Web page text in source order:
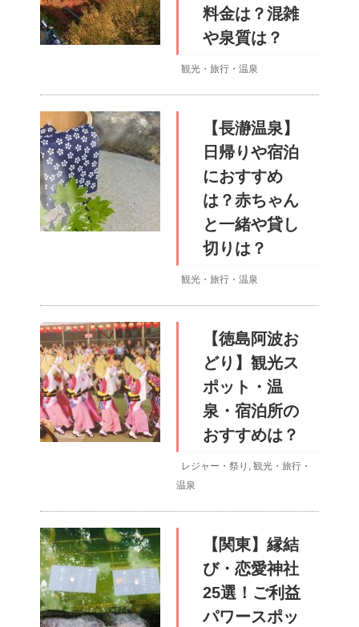
料金は？混雑
や泉質は？
観光・旅行・温泉
【長瀞温泉】
日帰りや宿泊
におすすめ
は？赤ちゃん
と一緒や貸し
切りは？
観光・旅行・温泉
【徳島阿波お
どり】観光ス
ポット・温
泉・宿泊所の
おすすめは？
レジャー・祭り , 観光・旅行・
温泉
【関東】縁結
び・恋愛神社
25選！ご利益
パワースポッ